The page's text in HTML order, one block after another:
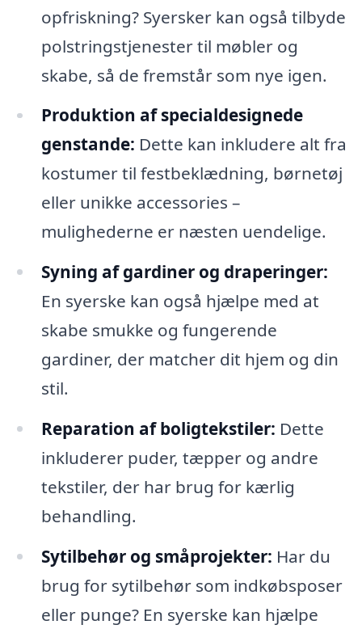
opfriskning? Syersker kan også tilbyde
polstringstjenester til møbler og
skabe, så de fremstår som nye igen.
Produktion af specialdesignede
genstande: Dette kan inkludere alt fra
kostumer til festbeklædning, børnetøj
eller unikke accessories –
mulighederne er næsten uendelige.
Syning af gardiner og draperinger:
En syerske kan også hjælpe med at
skabe smukke og fungerende
gardiner, der matcher dit hjem og din
stil.
Reparation af boligtekstiler: Dette
inkluderer puder, tæpper og andre
tekstiler, der har brug for kærlig
behandling.
Sytilbehør og småprojekter: Har du
brug for sytilbehør som indkøbsposer
eller punge? En syerske kan hjælpe